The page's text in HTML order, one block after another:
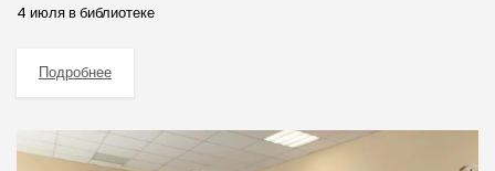
4 июля в библиотеке
Подробнее